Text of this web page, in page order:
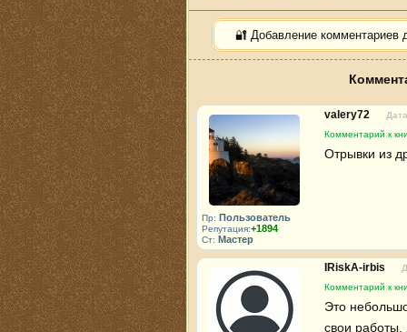
🔐 Добавление комментариев
Пр: Пользователь
Репутация:+1894
Ст: Мастер
valery72
Комментарий к
Отрывки из
IRiskA-irbis
Комментарий к
Это
свои работы.